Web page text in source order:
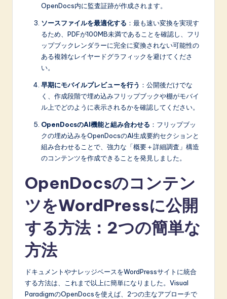
OpenDocs内に監査証跡が作成されます。
ソースファイルを最適化する ：最も速い変換を実現す
るため、PDFが100MB未満であることを確認し、フリ
ップブックレンダラーに完全に変換されない可能性の
ある複雑なレイヤードグラフィックを避けてくださ
い。
早期にモバイルプレビューを行う ：公開後だけでな
く、作成段階で埋め込みフリップブックや棚がモバイ
ル上でどのように表示されるかを確認してください。
OpenDocsのAI機能と組み合わせる ：フリップブッ
クの埋め込みをOpenDocsのAI生成要約セクションと
組み合わせることで、強力な「概要＋詳細調査」構造
のコンテンツを作成できることを発見しました。
OpenDocsのコンテン
ツをWordPressに公開
する方法：2つの簡単な
方法
ドキュメントやナレッジベースをWordPressサイトに統合
する方法は、これまで以上に簡単になりました。Visual
ParadigmのOpenDocsを使えば、2つの主なアプローチで